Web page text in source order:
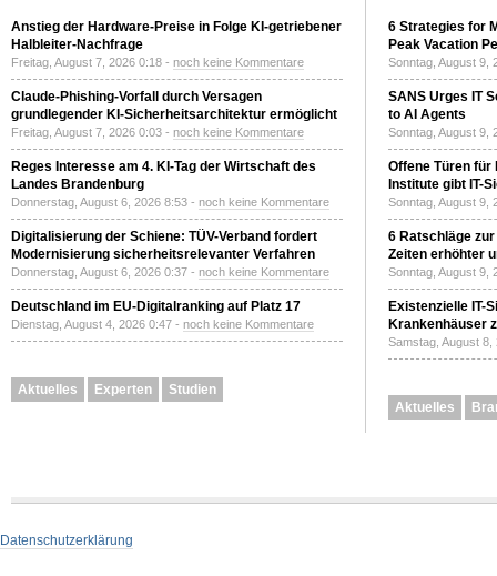
Anstieg der Hardware-Preise in Folge KI-getriebener
Halbleiter-Nachfrage
Freitag, August 7, 2026 0:18 - noch keine Kommentare
Claude-Phishing-Vorfall durch Versagen
grundlegender KI-Sicherheitsarchitektur ermöglicht
Freitag, August 7, 2026 0:03 - noch keine Kommentare
Reges Interesse am 4. KI-Tag der Wirtschaft des
Landes Brandenburg
Donnerstag, August 6, 2026 8:53 - noch keine Kommentare
Digitalisierung der Schiene: TÜV-Verband fordert
Modernisierung sicherheitsrelevanter Verfahren
Donnerstag, August 6, 2026 0:37 - noch keine Kommentare
Deutschland im EU-Digitalranking auf Platz 17
Dienstag, August 4, 2026 0:47 - noch keine Kommentare
Aktuelles Experten Studien
6 Strategies for
Peak Vacation
Sonntag, August 9,
SANS Urges IT
to AI Agents
Sonntag, August 9,
Offene Türen für
Institute gibt IT-
Sonntag, August 9,
6 Ratschläge
Zeiten erhöhter
Sonntag, August 9,
Existenzielle IT-
Krankenhäuser
Samstag, August
Aktuelles
Datenschutzerklärung